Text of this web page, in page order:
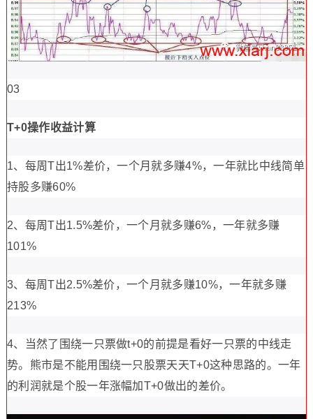
03
T+0操作收益计算
1、每周T出1%差价，一个月就多赚4%，一年就比中线简单
持股多赚60%
2、每周T出1.5%差价，一个月就多赚6%，一年就多赚
101%
3、每周T出2.5%差价，一个月就多赚10%，一年就多赚
213%
4、当然了围绕一只票做t+0的前提是看好一只票的中线走
势。熊市是不能用围绕一只股票天天T+0这种思路的。一年
的利润就是个股一年涨幅加T+0做出的差价。